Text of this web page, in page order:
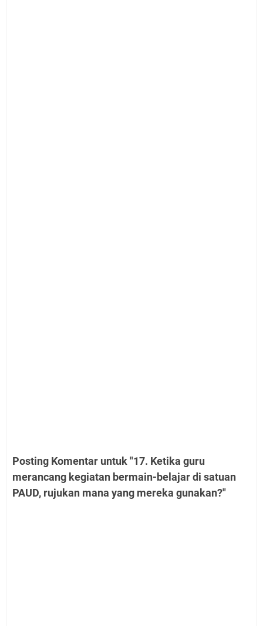
Posting Komentar untuk "17. Ketika guru
merancang kegiatan bermain-belajar di satuan
PAUD, rujukan mana yang mereka gunakan?"